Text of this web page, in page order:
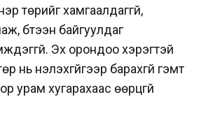
төрийг хамгаалдаггүй,
бүтээн байгуулдаг
Эх орондоо хэрэгтэй
нь үнэлэхгүйгээр барахгүй гэмт
урам хугарахаас өөрцгүй